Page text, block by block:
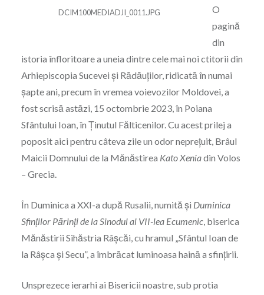
DCIM100MEDIADJI_0011.JPG
O
pagină
din
istoria înfloritoare a uneia dintre cele mai noi ctitorii din
Arhiepiscopia Sucevei și Rădăuților, ridicată în numai
șapte ani, precum în vremea voievozilor Moldovei, a
fost scrisă astăzi, 15 octombrie 2023, în Poiana
Sfântului Ioan, în Ținutul Fălticenilor. Cu acest prilej a
poposit aici pentru câteva zile un odor neprețuit, Brâul
Maicii Domnului de la Mănăstirea Kato Xeniadin Volos
– Grecia.
În Duminica a XXI-a după Rusalii, numită și Duminica
Sfinților Părinți de la Sinodul al VII-lea Ecumenic, biserica
Mănăstirii Sihăstria Râșcăi, cu hramul „Sfântul Ioan de
la Râșca și Secu”, a îmbrăcat luminoasa haină a sfințirii.
Unsprezece ierarhi ai Bisericii noastre, sub protia